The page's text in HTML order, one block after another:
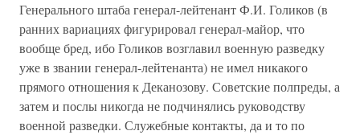
Генерального штаба генерал-лейтенант Ф.И. Голиков (в
ранних вариациях фигурировал генерал-майор, что
вообще бред, ибо Голиков возглавил военную разведку
уже в звании генерал-лейтенанта) не имел никакого
прямого отношения к Деканозову. Советские полпреды, а
затем и послы никогда не подчинялись руководству
военной разведки. Служебные контакты, да и то по